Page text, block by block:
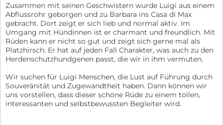
Zusammen mit seinen Geschwistern wurde Luigi aus einem
Abflussrohr geborgen und zu Barbara ins Casa di Max
gebracht. Dort zeigt er sich lieb und normal aktiv. Im
Umgang mit Hündinnen ist er charmant und freundlich. Mit
Rüden kann er nicht so gut und zeigt sich gerne mal als
Platzhirsch. Er hat auf jeden Fall Charakter, was auch zu den
Herdenschutzhundgenen passt, die wir in ihm vermuten.
Wir suchen für Luigi Menschen, die Lust auf Führung durch
Souveränität und Zugewandtheit haben. Dann können wir
uns vorstellen, dass dieser schöne Rüde zu einem tollen,
interessanten und selbstbewussten Begleiter wird.